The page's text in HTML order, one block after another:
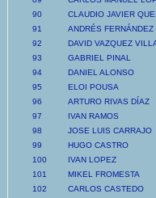
90
CLAUDIO JAVIER
91
ANDRÉS FERNÁNDEZ
92
DAVID VAZQUEZ
93
GABRIEL PINAL
94
DANIEL ALONSO
95
ELOI POUSA
96
ARTURO RIVAS DÍAZ
97
IVAN RAMOS
98
JOSE LUIS CARRAJO
99
HUGO CASTRO
100
IVAN LOPEZ
101
MIKEL FROMESTA
102
CARLOS CASTEDO